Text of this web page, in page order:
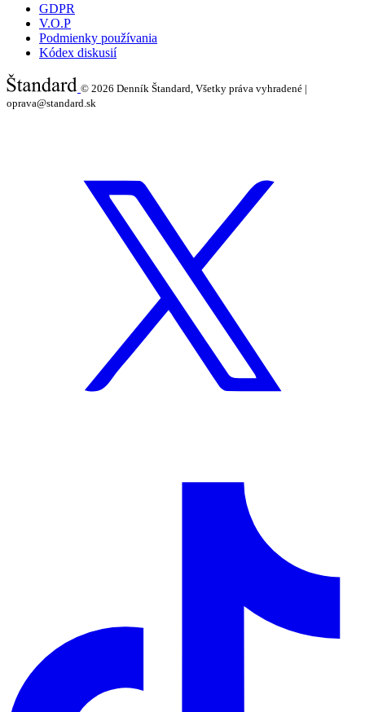
GDPR
V.O.P
Podmienky používania
Kódex diskusií
© 2026 Denník Štandard, Všetky práva vyhradené |
oprava@standard.sk